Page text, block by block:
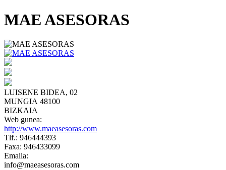
MAE ASESORAS
LUISENE BIDEA, 02
MUNGIA 48100
BIZKAIA
Web gunea:
http://www.maeasesoras.com
Tlf.: 946444393
Faxa: 946433099
Emaila:
info@maeasesoras.com